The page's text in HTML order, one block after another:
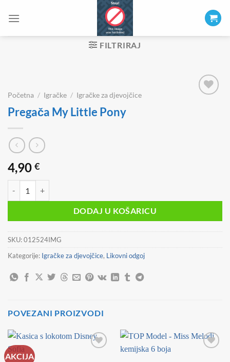
FILTRIRAJ
Početna / Igračke / Igračke za djevojčice
Pregača My Little Pony
4,90 €
DODAJ U KOŠARICU
SKU:012524IMG
Kategorije: Igračke za djevojčice, Likovni odgoj
POVEZANI PROIZVODI
AKCIJA